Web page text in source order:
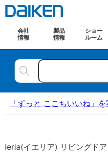
会社
情報
製品
情報
ショー
ルーム
「ずっと ここちいいね」
ieria(イエリア) リビングドア